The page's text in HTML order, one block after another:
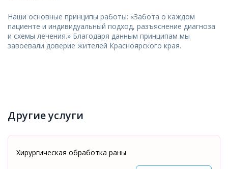
Наши основные принципы работы: «Забота о каждом
пациенте и индивидуальный подход, разъяснение диагноза
и схемы лечения.» Благодаря данным принципам мы
завоевали доверие жителей Красноярского края.
Другие услуги
Хирургическая обработка раны